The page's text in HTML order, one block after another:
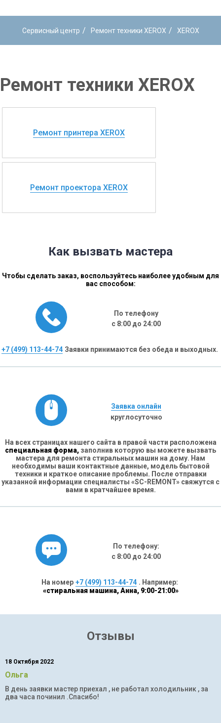
Сервисный центр / Ремонт техники XEROX / XEROX
Ремонт техники XEROX
Ремонт принтера XEROX
Ремонт проектора XEROX
Как вызвать мастера
Чтобы сделать заказ, воспользуйтесь наиболее удобным для
вас способом:
По телефону
с 8:00 до 24:00
+7 (499) 113-44-74 Заявки принимаются без обеда и выходных.
Заявка онлайн
круглосуточно
На всех страницах нашего сайта в правой части расположена
специальная форма, заполнив которую вы можете вызвать
мастера для ремонта стиральных машин на дому. Нам
необходимы ваши контактные данные, модель бытовой
техники и краткое описание проблемы. После отправки
указанной информации специалисты «SC-REMONT» свяжутся с
вами в кратчайшее время.
По телефону:
с 8:00 до 24:00
На номер +7 (499) 113-44-74 . Например:
«стиральная машина, Анна, 9:00-21:00»
Отзывы
18 Октября 2022
Ольга
В день заявки мастер приехал , не работал холодильник , за
два часа починил .Спасибо!